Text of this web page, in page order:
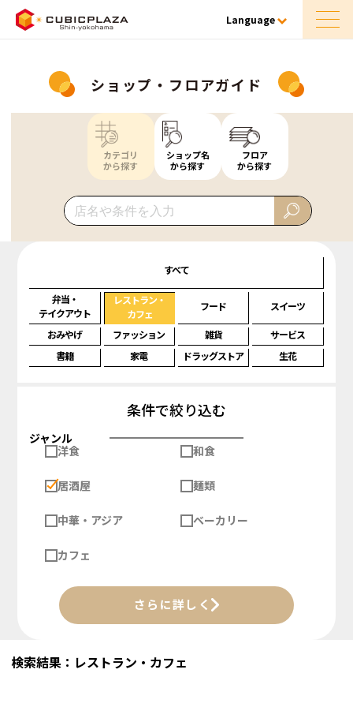
Language
ショップ・フロアガイド
カテゴリ
から探す
ショップ名
から探す
フロア
から探す
すべて
弁当・
テイクアウト
レストラン・
カフェ
フード スイーツ
おみやげ ファッション 雑貨
サービス
書籍
家電 ドラッグストア 生花
条件で絞り込む
ジャンル
洋食
和食
居酒屋 麺類
中華・アジア ベーカリー
カフェ
さらに詳しく
検索結果：レストラン・カフェ